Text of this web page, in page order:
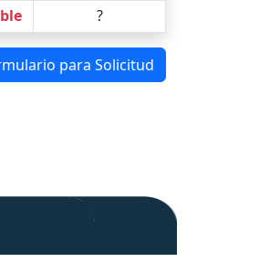
?
para Solicitud